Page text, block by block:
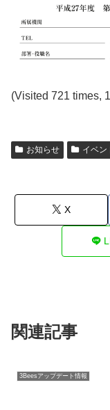
(Visited 721 times,
お知らせ イベン
X
関連記事
3Beesアップデート情報